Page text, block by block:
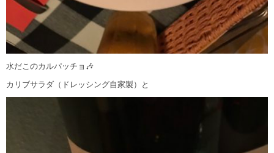
水だこのカルパッチョ🎶
カリブサラダ（ドレッシング自家製）と